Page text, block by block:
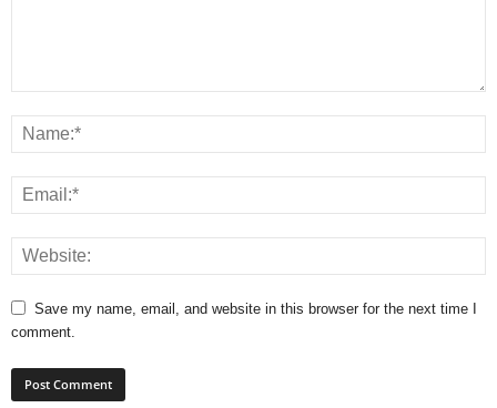
Save my name, email, and website in this browser for the next time I
comment.